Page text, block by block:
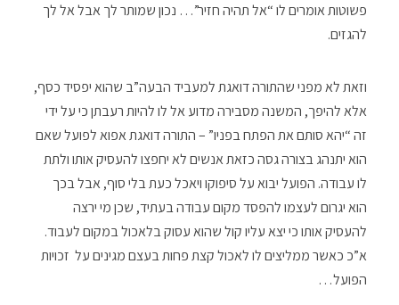
פשוטות אומרים לו “אל תהיה חזיר”… נכון שמותר לך אבל אל לך
להגזים.
וזאת לא מפני שהתורה דואגת למעביד הבעה”ב שהוא יפסיד כסף,
אלא להיפך, המשנה מסבירה מדוע אל לו להיות רעבתן כי על ידי
זה “יהא סותם את הפתח בפניו” – התורה דואגת אפוא לפועל שאם
הוא יתנהג בצורה גסה כזאת אנשים לא יחפצו להעסיק אותו ולתת
לו עבודה. הפועל יבוא על סיפוקו ויאכל כעת בלי סוף, אבל בכך
הוא יגרום לעצמו להפסד מקום עבודה בעתיד, שכן מי ירצה
להעסיק אותו כי יצא עליו קול שהוא עסוק בלאכול במקום לעבוד.
א”כ כאשר ממליצים לו לאכול קצת פחות בעצם מגינים על זכויות
הפועל…